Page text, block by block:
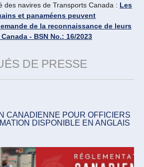
des navires de Transports Canada : Les
et panaméens peuvent
de la reconnaissance de leurs
- BSN No.: 16/2023
DE PRESSE
CANADIENNE POUR OFFICIERS
DISPONIBLE EN ANGLAIS